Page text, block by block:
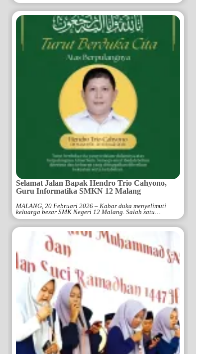
Selamat Jalan Bapak Hendro Trio Cahyono,
Guru Informatika SMKN 12 Malang
MALANG, 20 Februari 2026 – Kabar duka menyelimuti
keluarga besar SMK Negeri 12 Malang. Salah satu…